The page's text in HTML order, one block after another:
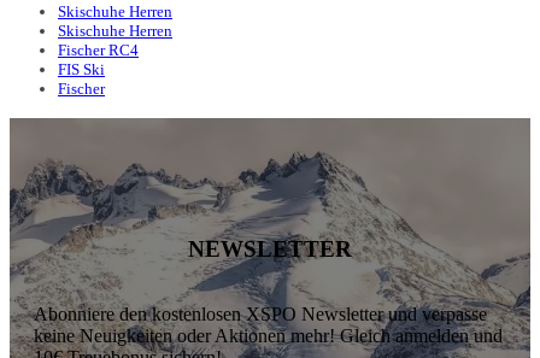
Skischuhe Herren
Skischuhe Herren
Fischer RC4
FIS Ski
Fischer
NEWSLETTER
Abonniere den kostenlosen XSPO Newsletter und verpasse
keine Neuigkeiten oder Aktionen mehr! Gleich anmelden und